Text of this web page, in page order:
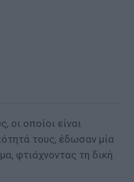
οι οποίοι είναι
τους, έδωσαν μία
φτιάχνοντας τη δική